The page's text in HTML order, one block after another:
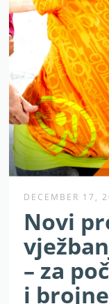
DECEMBER 17,
Novi
– za
i